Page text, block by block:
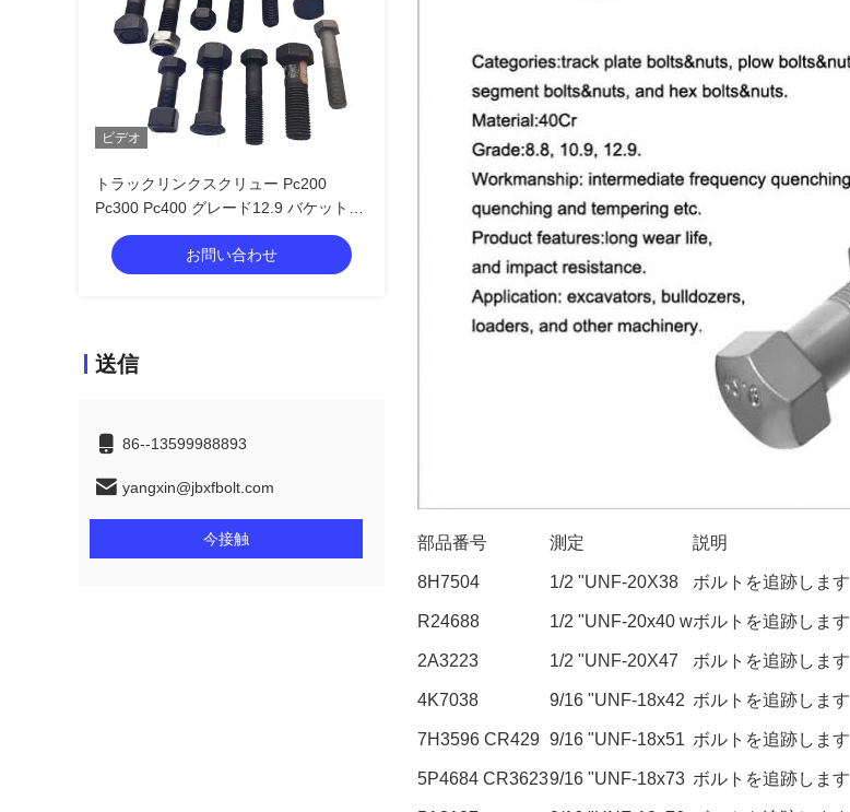
ビデオ
トラックリンクスクリュー Pc200
Pc300 Pc400 グレード12.9 バケット歯
ボルトと掘削機用のナッツ
お問い合わせ
送信
86--13599988893
yangxin@jbxfbolt.com
今接触 部品番号 測定 説明
8H7504 1/2 "UNF-20X38 ボルトを追跡します
R24688 1/2 "UNF-20x40 wボルトを追跡します
2A3223 1/2 "UNF-20X47 ボルトを追跡します
4K7038 9/16 "UNF-18x42 ボルトを追跡します
7H3596 CR429 9/16 "UNF-18x51 ボルトを追跡します
5P4684 CR36239/16 "UNF-18x73 ボルトを追跡します